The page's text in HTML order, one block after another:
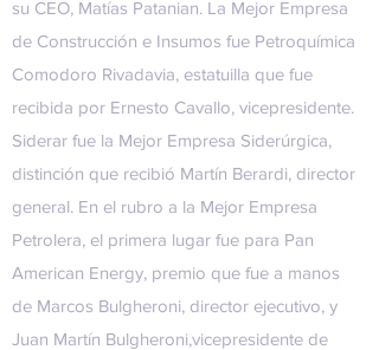
su CEO, Matías Patanian. La Mejor Empresa
de Construcción e Insumos fue Petroquímica
Comodoro Rivadavia, estatuilla que fue
recibida por Ernesto Cavallo, vicepresidente.
Siderar fue la Mejor Empresa Siderúrgica,
distinción que recibió Martín Berardi, director
general. En el rubro a la Mejor Empresa
Petrolera, el primera lugar fue para Pan
American Energy, premio que fue a manos
de Marcos Bulgheroni, director ejecutivo, y
Juan Martín Bulgheroni,vicepresidente de